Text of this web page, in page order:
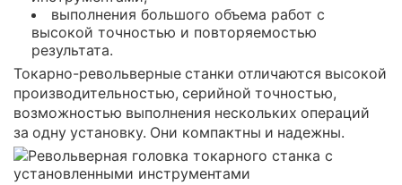
выполнения большого объема работ с
высокой точностью и повторяемостью
результата.
Токарно-револьверные станки отличаются высокой
производительностью, серийной точностью,
возможностью выполнения нескольких операций
за одну установку. Они компактны и надежны.